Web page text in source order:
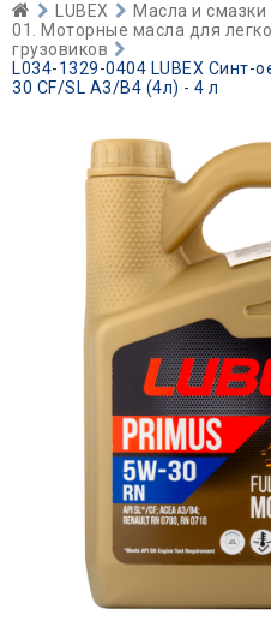
LUBEX
Масла и смазки
01. Моторные масла для
грузовиков
L034-1329-0404 LUBEX Синт-
30 CF/SL A3/B4 (4л) - 4 л